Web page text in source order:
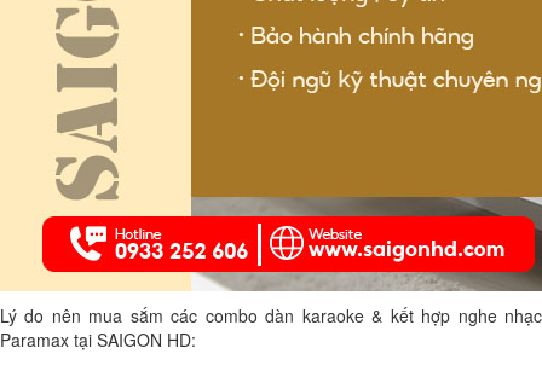
Lý do nên mua sắm các combo dàn karaoke & kết hợp nghe nhạc
Paramax tại SAIGON HD: